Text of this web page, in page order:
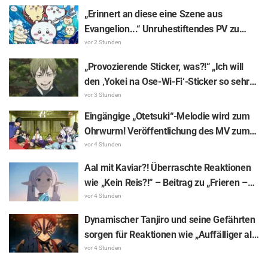
„Erinnert an diese eine Szene aus
Evangelion...“ Unruhestiftendes PV zu
„Chiikawa The Movie: The Secret of the
sorgt für Gesprächsstoff
vor 2 Stunden
„Provozierende Sticker, was?!“ „Ich will
den ‚Yokei na Ose-Wi-Fi‘-Sticker so sehr
benutzen!“ – Erscheinen der 8. LINE-
Sticker-Reihe zu „The Culling Game“ sorgt
für Begeisterung bei den Fans
vor 3 Stunden
Eingängige „Otetsuki“-Melodie wird zum
Ohrwurm! Veröffentlichung des MV zum
Insert-Song aus „The Elusive Samurai“
sorgt mit Reaktionen wie „In der Reiwa-
Ära ein Charasong zu einem historischen
Werk!“ für Aufsehen
vor 4 Stunden
Aal mit Kaviar?! Überraschte Reaktionen
wie „Kein Reis?!“ – Beitrag zu „Frieren –
Nach dem Ende der Reise“ sorgt für
Resonanz: „Gegrillter Aal ohne Soße ist
was für Kenner“
vor 4 Stunden
Dynamischer Tanjiro und seine Gefährten
sorgen für Reaktionen wie „Auffälliger als
auf dem Bildschirm!“ Riesenwerbung zu
vor 4 Stunden